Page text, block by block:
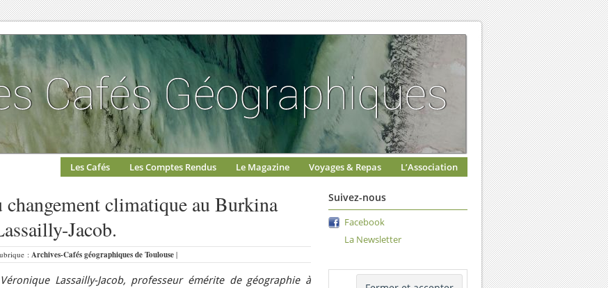
Les Cafés Les Comptes Rendus Le Magazine Voyages & Repas L’Association
climatique au Burkina
Jacob.
: Archives-Cafés géographiques de Toulouse |
Lassailly-Jacob, professeur émérite de géographie à
Suivez-nous
Facebook
La Newsletter